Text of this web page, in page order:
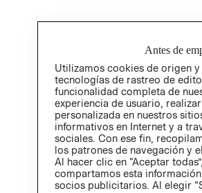
Antes de
Utilizamos cookies de origen
tecnologías de rastreo de
funcionalidad completa de
experiencia de usuario,
personalizada en nuestros
informativos en Internet y a
sociales. Con ese fin,
los patrones de navegación y
Al hacer clic en “Aceptar
compartamos esta
socios publicitarios. Al elegir